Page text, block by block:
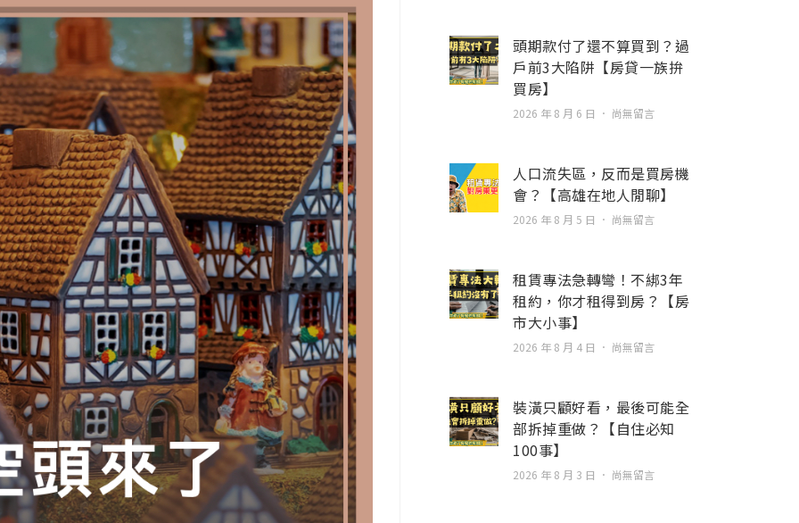
頭期款付了還不算買到？過
戶前3大陷阱【房貸一族拚
買房】
2026 年 8 月 6 日 尚無留言
人口流失區，反而是買房機
會？【高雄在地人閒聊】
2026 年 8 月 5 日 尚無留言
租賃專法急轉彎！不綁3年
租約，你才租得到房？【房
市大小事】
2026 年 8 月 4 日 尚無留言
裝潢只顧好看，最後可能全
部拆掉重做？【自住必知
100事】
2026 年 8 月 3 日 尚無留言